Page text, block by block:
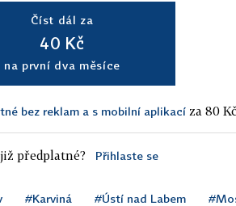
Číst dál za
40 Kč
na první dva měsíce
bez reklam a s mobilní aplikací za 80
předplatné? Přihlaste se
#Karviná #Ústí nad Labem